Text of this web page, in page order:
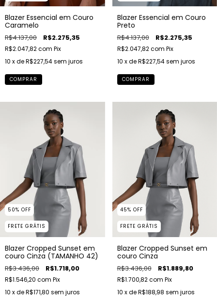
Blazer Essencial em Couro
Caramelo
R$4.137,00 R$2.275,35
R$2.047,82com Pix
10 x deR$227,54sem juros
COMPRAR
Blazer Essencial em Couro
Preto
R$4.137,00 R$2.275,35
R$2.047,82com Pix
10 x deR$227,54 sem juros
COMPRAR
50% OFF
FRETE GRÁTIS
Blazer Cropped Sunset em
couro Cinza (TAMANHO 42)
R$3.436,00 R$1.718,00
R$1.546,20 com Pix
10 x deR$171,80 sem juros
45% OFF
FRETE GRÁTIS
Blazer Cropped Sunset em
couro Cinza
R$3.436,00 R$1.889,80
R$1.700,82com Pix
10 x deR$188,98 sem juros